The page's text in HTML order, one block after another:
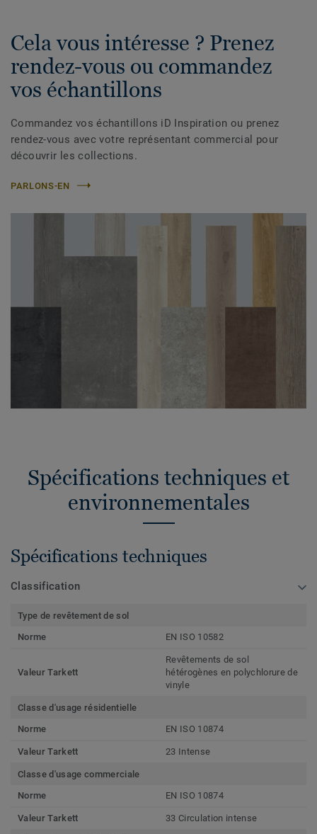
Cela vous intéresse ? Prenez
rendez-vous ou commandez
vos échantillons
Commandez vos échantillons iD Inspiration ou prenez
rendez-vous avec votre représentant commercial pour
découvrir les collections.
PARLONS-EN
Spécifications techniques et
environnementales
Spécifications techniques
Classification
Type de revêtement de sol
Norme
EN ISO 10582
Valeur Tarkett
Revêtements de sol
hétérogènes en polychlorure de
vinyle
Classe d'usage résidentielle
Norme
EN ISO 10874
Valeur Tarkett 23 Intense
Classe d'usage commerciale
Norme
EN ISO 10874
Valeur Tarkett 33 Circulation intense